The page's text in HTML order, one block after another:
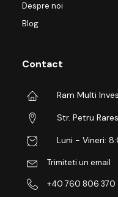
Despre noi
Blog
Contact
Ram Multi
Str. Petru
Luni - Vineri:
Trimiteti un email
+40 760 806 370